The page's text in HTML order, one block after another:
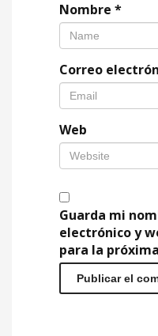
Nombre *
Correo
Web
Guarda mi
electrónico y
para la